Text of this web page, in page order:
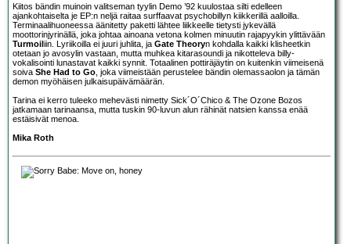
Kiitos bändin muinoin valitseman tyylin Demo ’92 kuulostaa silti edelleen
ajankohtaiselta je EP:n neljä raitaa surffaavat psychobillyn kiikkerillä aalloilla.
Terminaalihuoneessa äänitetty paketti lähtee liikkeelle tietysti jykevällä
moottorinjyrinällä, joka johtaa ainoana vetona kolmen minuutin rajapyykin ylittävään
Turmoiliin. Lyriikoilla ei juuri juhlita, ja Gate Theoryn kohdalla kaikki klisheetkin
otetaan jo avosylin vastaan, mutta muhkea kitarasoundi ja nikotteleva billy-
vokalisointi lunastavat kaikki synnit. Totaalinen pottiräjäytin on kuitenkin viimeisenä
soiva She Had to Go , joka viimeistään perustelee bändin olemassaolon ja tämän
demon myöhäisen julkaisupäivämäärän.
Tarina ei kerro tuleeko mehevästi nimetty Sick´O´Chico & The Ozone Bozos
jatkamaan tarinaansa, mutta tuskin 90-luvun alun rähinät natsien kanssa enää
estäisivät menoa.
Mika Roth